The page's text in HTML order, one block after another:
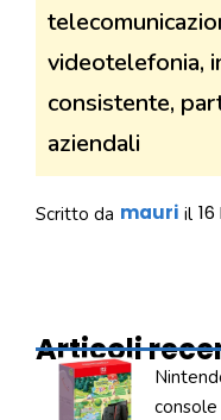
videotelefonia,
consistente,
aziendali
Scritto da mauri il
Articoli